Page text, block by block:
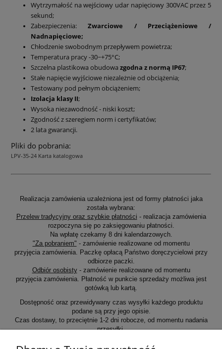
Wytrzymałość na wejściowy udar napięciowy 300VAC przez 5
sekund;
Zabezpieczenia:Zwarciowe / Przeciążeniowe /
Nadnapięciowe;
Chłodzenie swobodnym przepływem powietrza;
Temperatura pracy -30~+75°C;
Szczelna plastikowa obudowa zgodna z normą IP67;
Stałe napięcie wyjściowe niezależnie od obciążenia;
Testowany pod pełnym obciążeniem;
Izolacja klasy II;
Wysoka niezawodność - niski koszt;
Zgodność z szeregiem norm i certyfikatów;
2 lata gwarancji.
Pliki do pobrania:
LPV-35-24 Karta katalogowa
Realizacja zamówienia uzależniona jest od formy płatności jaka
została wybrana:
Przelew tradycyjny oraz szybkie płatności - realizacja zamówienia
rozpoczyna się po zaksięgowaniu płatności.
Na wpłatę czekamy 8 dni kalendarzowych.
"Za pobraniem" - zamówienie realizowane od momentu
przyjęcia zamówienia. Paczkę opłacą Państwo doręczycielowi przy
odbiorze paczki.
Odbiór osobisty- zamówienie realizowane od momentu
przyjęcia zamówienia. Płatność w punkcie sprzedaży możliwa jest
gotówką lub kartą.
Dostępność oraz przewidywany czas wysyłki każdego produktu
podane są przy jego opisie.
Czas dostawy, to przeciętnie 1-2 dni robocze, od momentu nadania
przesyłki.